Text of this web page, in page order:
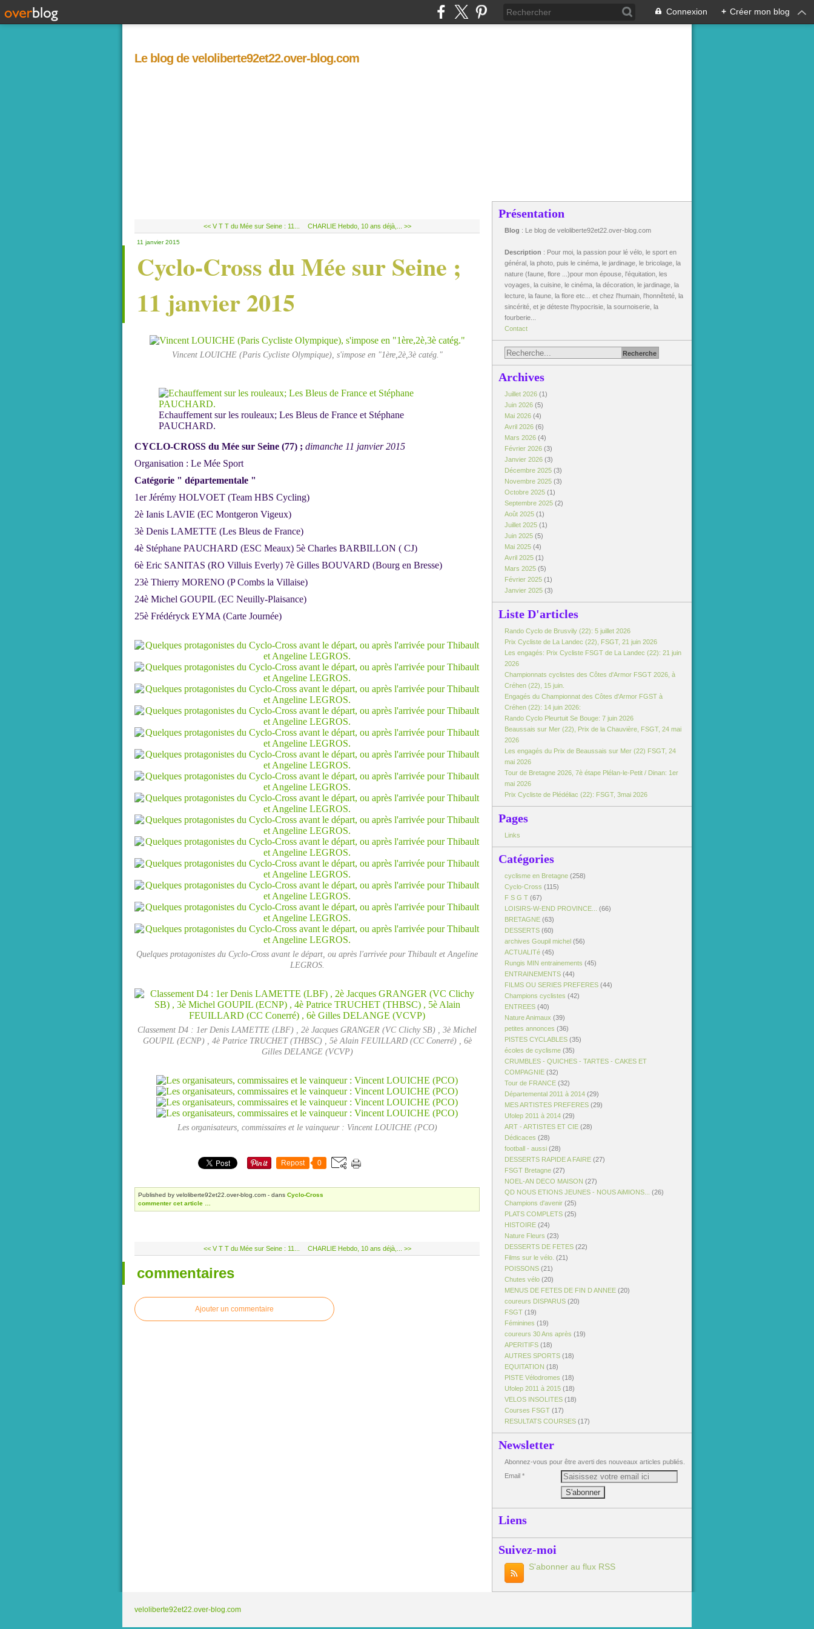
Connexion + Créer mon blog
Le blog de veloliberte92et22.over-blog.com
<< V T T du Mée sur Seine : 11... CHARLIE Hebdo, 10 ans déjà,... >>
11 janvier 2015
Cyclo-Cross du Mée sur Seine ;
11 janvier 2015
Vincent LOUICHE (Paris Cycliste Olympique), s'impose en "1ère,2è,3è catég."
Echauffement sur les rouleaux; Les Bleus de France et Stéphane
PAUCHARD.
CYCLO-CROSS du Mée sur Seine (77) ; dimanche 11 janvier 2015
Organisation : Le Mée Sport
Catégorie " départementale "
1er Jérémy HOLVOET (Team HBS Cycling)
2è Ianis LAVIE (EC Montgeron Vigeux)
3è Denis LAMETTE (Les Bleus de France)
4è Stéphane PAUCHARD (ESC Meaux) 5è Charles BARBILLON ( CJ)
6è Eric SANITAS (RO Villuis Everly) 7è Gilles BOUVARD (Bourg en Bresse)
23è Thierry MORENO (P Combs la Villaise)
24è Michel GOUPIL (EC Neuilly-Plaisance)
25è Frédéryck EYMA (Carte Journée)
Quelques protagonistes du Cyclo-Cross avant le départ, ou après l'arrivée pour Thibault et Angeline
LEGROS.
Classement D4 : 1er Denis LAMETTE (LBF) , 2è Jacques GRANGER (VC Clichy SB) , 3è Michel
GOUPIL (ECNP) , 4è Patrice TRUCHET (THBSC) , 5è Alain FEUILLARD (CC Conerré) , 6è
Gilles DELANGE (VCVP)
Les organisateurs, commissaires et le vainqueur : Vincent LOUICHE (PCO)
Repost 0
Published by veloliberte92et22.over-blog.com - dans Cyclo-Cross
commenter cet article
<< V T T du Mée sur Seine : 11... CHARLIE Hebdo, 10 ans déjà,... >>
commentaires
Ajouter un commentaire
Présentation
Blog : Le blog de veloliberte92et22.over-blog.com
Description : Pour moi, la passion pour lé vélo, le sport en
général, la photo, puis le cinéma, le jardinage, le bricolage, la
nature (faune, flore ...)pour mon épouse, l'équitation, les
voyages, la cuisine, le cinéma, la décoration, le jardinage, la
lecture, la faune, la flore etc... et chez l'humain, l'honnêteté, la
sincérité, et je déteste l'hypocrisie, la sournoiserie, la
fourberie...
Contact
Archives
Juillet 2026 (1)
Juin 2026 (5)
Mai 2026 (4)
Avril 2026 (6)
Mars 2026 (4)
Février 2026 (3)
Janvier 2026 (3)
Décembre 2025 (3)
Novembre 2025 (3)
Octobre 2025 (1)
Septembre 2025 (2)
Août 2025 (1)
Juillet 2025 (1)
Juin 2025 (5)
Mai 2025 (4)
Avril 2025 (1)
Mars 2025 (5)
Février 2025 (1)
Janvier 2025 (3)
Liste D'articles
Rando Cyclo de Brusvily (22): 5 juillet 2026
Prix Cycliste de La Landec (22), FSGT, 21 juin 2026
Les engagés: Prix Cycliste FSGT de La Landec (22): 21 juin
2026
Championnats cyclistes des Côtes d'Armor FSGT 2026, à
Créhen (22), 15 juin.
Engagés du Championnat des Côtes d'Armor FGST à
Créhen (22): 14 juin 2026:
Rando Cyclo Pleurtuit Se Bouge: 7 juin 2026
Beaussais sur Mer (22), Prix de la Chauvière, FSGT, 24 mai
2026
Les engagés du Prix de Beaussais sur Mer (22) FSGT, 24
mai 2026
Tour de Bretagne 2026, 7è étape Plélan-le-Petit / Dinan: 1er
mai 2026
Prix Cycliste de Plédéliac (22): FSGT, 3mai 2026
Pages
Links
Catégories
cyclisme en Bretagne (258)
Cyclo-Cross (115)
F S G T (67)
LOISIRS-W-END PROVINCE...
(66)
BRETAGNE (63)
DESSERTS (60)
archives Goupil michel (56)
ACTUALITé (45)
Rungis MIN entrainements (45)
ENTRAINEMENTS (44)
FILMS OU SERIES PREFERES (44)
Champions cyclistes (42)
ENTREES (40)
Nature Animaux (39)
petites annonces (36)
PISTES CYCLABLES (35)
écoles de cyclisme (35)
CRUMBLES - QUICHES - TARTES - CAKES ET
COMPAGNIE (32)
Tour de FRANCE (32)
Départemental 2011 à 2014 (29)
MES ARTISTES PREFERES (29)
Ufolep 2011 à 2014 (29)
ART - ARTISTES ET CIE (28)
Dédicaces (28)
football - aussi (28)
DESSERTS RAPIDE A FAIRE (27)
FSGT Bretagne (27)
NOEL-AN DECO MAISON (27)
QD NOUS ETIONS JEUNES - NOUS AiMIONS...
(26)
Champions d'avenir (25)
PLATS COMPLETS (25)
HISTOIRE (24)
Nature Fleurs (23)
DESSERTS DE FETES (22)
Films sur le vélo. (21)
POISSONS (21)
Chutes vélo (20)
MENUS DE FETES DE FIN D ANNEE (20)
coureurs DISPARUS (20)
FSGT (19)
Féminines (19)
coureurs 30 Ans après (19)
APERITIFS (18)
AUTRES SPORTS (18)
EQUITATION (18)
PISTE Vélodromes (18)
Ufolep 2011 à 2015 (18)
VELOS INSOLITES (18)
Courses FSGT (17)
RESULTATS COURSES (17)
Newsletter
Abonnez-vous pour être averti des nouveaux articles publiés.
Email
Liens
Suivez-moi
S'abonner au flux RSS
veloliberte92et22.over-blog.com